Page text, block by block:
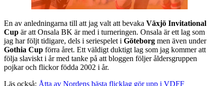
En av anledningarna till att jag valt att bevaka Växjö Invitational
Cup är att Onsala BK är med i turneringen. Onsala är ett lag som
jag har följt tidigare, dels i seriespelet i Göteborg men även under
Gothia Cup förra året. Ett väldigt duktigt lag som jag kommer att
följa slaviskt i år med tanke på att bloggen följer åldersgruppen
pojkar och flickor födda 2002 i år.
Läs också: Åtta av Nordens bästa flicklag gör upp i VDFF